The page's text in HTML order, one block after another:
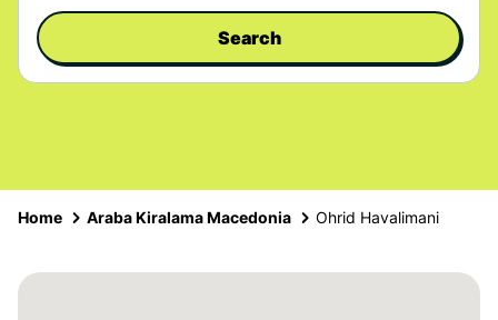
Search
Home Araba Kiralama Macedonia Ohrid Havalimani